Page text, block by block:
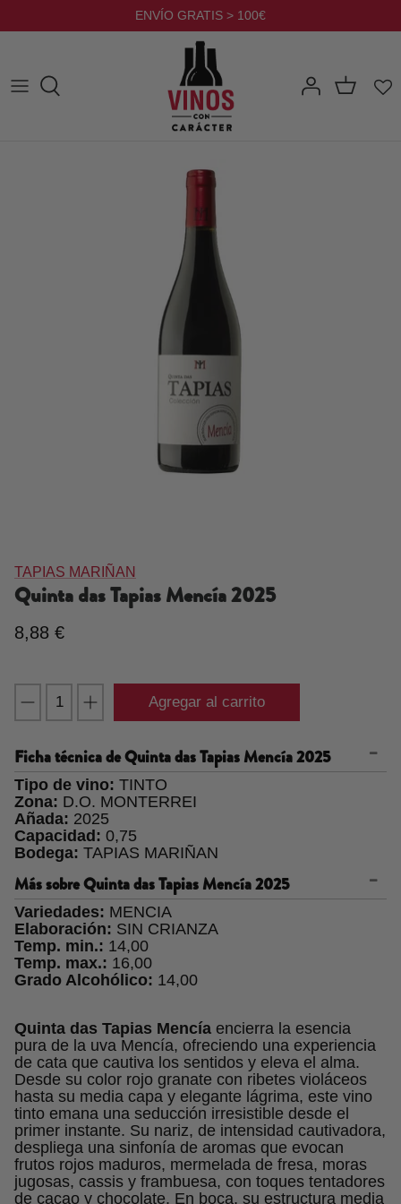
al
ENVÍO GRATIS > 100€
TAPIAS MARIÑAN
Quinta das Tapias Mencía2025
8,88 €
Agregar al carrito
Ficha técnica deQuinta das Tapias Mencía 2025
Tipo de vino: TINTO
Zona: D.O. MONTERREI
Añada: 2025
Capacidad: 0,75
Bodega: TAPIAS MARIÑAN
Más sobreQuinta das Tapias Mencía 2025
Variedades: MENCIA
Elaboración: SIN CRIANZA
Temp. min.: 14,00
Temp. max.: 16,00
Grado Alcohólico: 14,00
Quinta das Tapias Mencía encierra la esencia
pura de la uva Mencía, ofreciendo una experiencia
de cata que cautiva los sentidos y eleva el alma.
Desde su color rojo granate con ribetes violáceos
hasta su media capa y elegante lágrima, este vino
tinto emana una seducción irresistible desde el
primer instante. Su nariz, de intensidad cautivadora,
despliega una sinfonía de aromas que evocan
frutos rojos maduros, mermelada de fresa, moras
jugosas, cassis y frambuesa, con toques tentadores
de cacao y chocolate. En boca, su estructura media